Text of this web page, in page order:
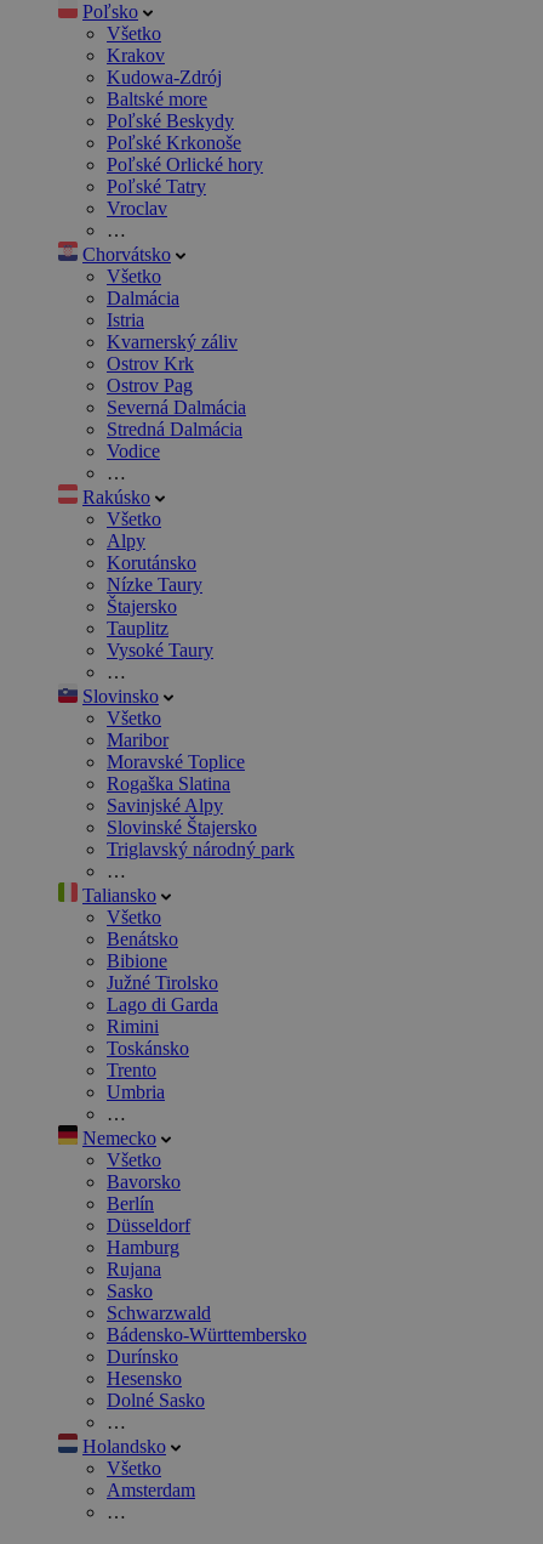
Poľsko
Všetko
Krakov
Kudowa-Zdrój
Baltské more
Poľské Beskydy
Poľské Krkonoše
Poľské Orlické hory
Poľské Tatry
Vroclav
…
Chorvátsko
Všetko
Dalmácia
Istria
Kvarnerský záliv
Ostrov Krk
Ostrov Pag
Severná Dalmácia
Stredná Dalmácia
Vodice
…
Rakúsko
Všetko
Alpy
Korutánsko
Nízke Taury
Štajersko
Tauplitz
Vysoké Taury
…
Slovinsko
Všetko
Maribor
Moravské Toplice
Rogaška Slatina
Savinjské Alpy
Slovinské Štajersko
Triglavský národný park
…
Taliansko
Všetko
Benátsko
Bibione
Južné Tirolsko
Lago di Garda
Rimini
Toskánsko
Trento
Umbria
…
Nemecko
Všetko
Bavorsko
Berlín
Düsseldorf
Hamburg
Rujana
Sasko
Schwarzwald
Bádensko-Württembersko
Durínsko
Hesensko
Dolné Sasko
…
Holandsko
Všetko
Amsterdam
…